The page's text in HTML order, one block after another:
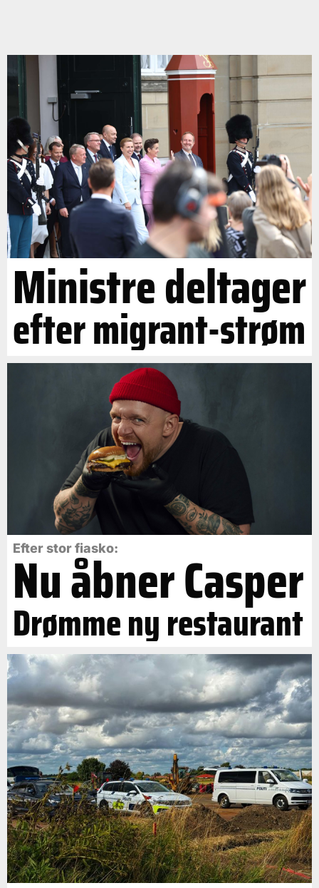
Ministre deltager
efter migrant-strøm
Efter stor fiasko:
Nu åbner Casper
Drømme ny restaurant